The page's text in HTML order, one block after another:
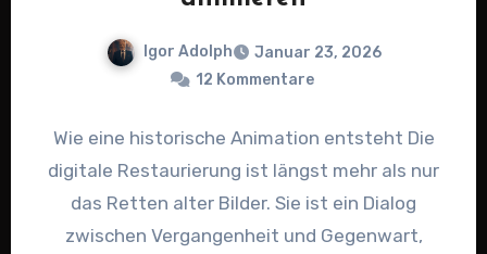
Igor Adolph
Januar 23, 2026
12 Kommentare
Wie eine historische Animation entsteht Die
digitale Restaurierung ist längst mehr als nur
das Retten alter Bilder. Sie ist ein Dialog
zwischen Vergangenheit und Gegenwart,